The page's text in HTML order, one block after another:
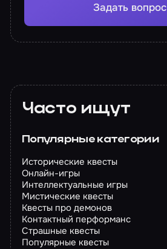
Задать вопрос
Часто ищут
Популярные категории
Исторические квесты
Онлайн-игры
Интеллектуальные игры
Мистические квесты
Квесты про демонов
Контактный перформанс
Страшные квесты
Популярные квесты